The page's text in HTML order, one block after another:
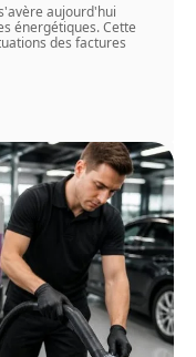
aujourd'hui
énergétiques. Cette
des factures